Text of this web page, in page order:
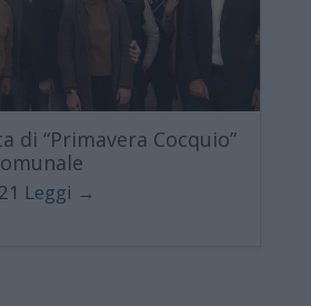
di “Primavera Cocquio”
Leggi →